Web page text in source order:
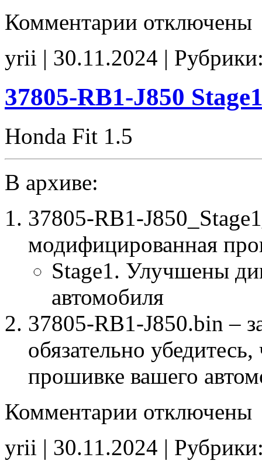
Комментарии записи
J720
Stage1
CHK(ok)
отключены
yrii | 30.11.2024 |
37805-RB1-J850
Honda Fit 1.5
В архиве:
37805-RB1-
модифицированная
Stage1. Улучшены
автомобиля
37805-RB1-J850.bin –
обязательно
прошивке вашего
Комментарии записи
J850
Stage1
отключены
yrii | 30.11.2024 |